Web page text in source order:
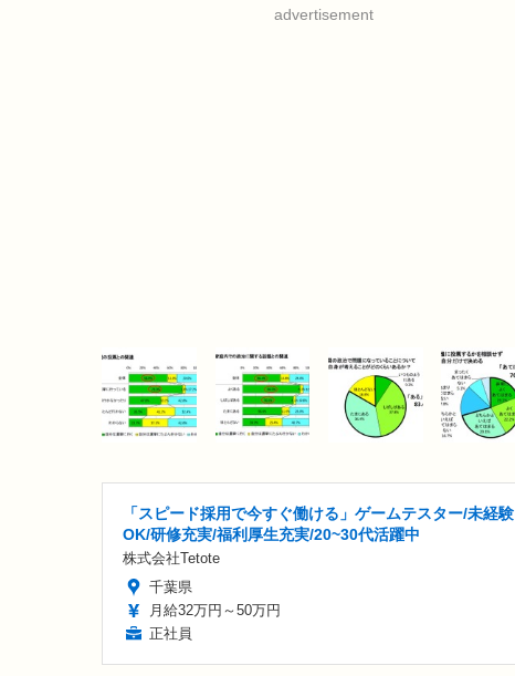
advertisement
「スピード採用で今すぐ働ける」ゲームテスター/未経験
OK/研修充実/福利厚生充実/20~30代活躍中
株式会社Tetote
千葉県
月給32万円～50万円
正社員